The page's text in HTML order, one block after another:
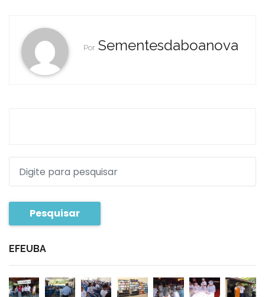
Por Sementesdaboanova
Pesquisar
EFEUBA